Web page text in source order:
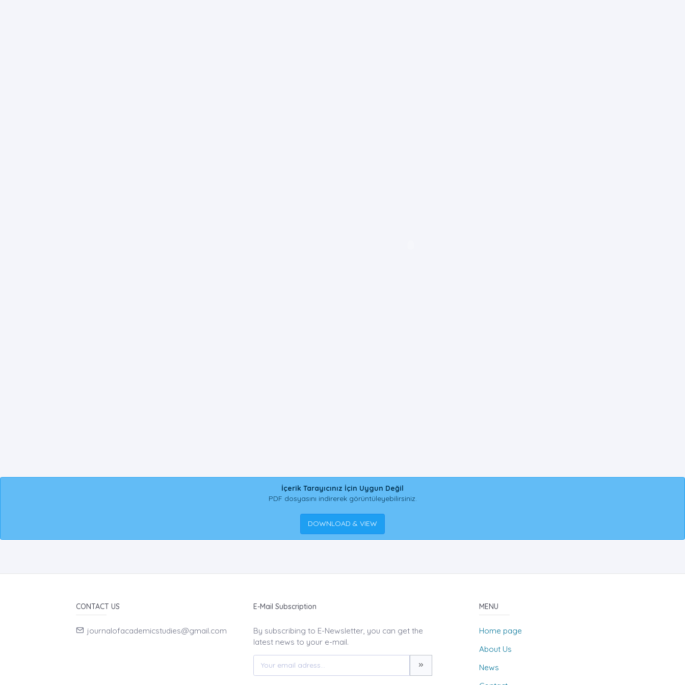
İçerik Tarayıcınız İçin Uygun Değil
PDF dosyasını indirerek görüntüleyebilirsiniz.
DOWNLOAD & VIEW
CONTACT US
journalofacademicstudies@gmail.com
E-Mail Subscription
By subscribing to E-Newsletter, you can get the
latest news to your e-mail.
MENU
Home page
About Us
News